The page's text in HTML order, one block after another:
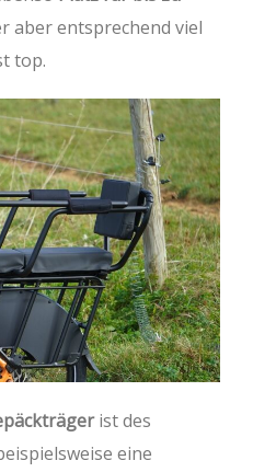
aber entsprechend viel
top.
ist des
eine